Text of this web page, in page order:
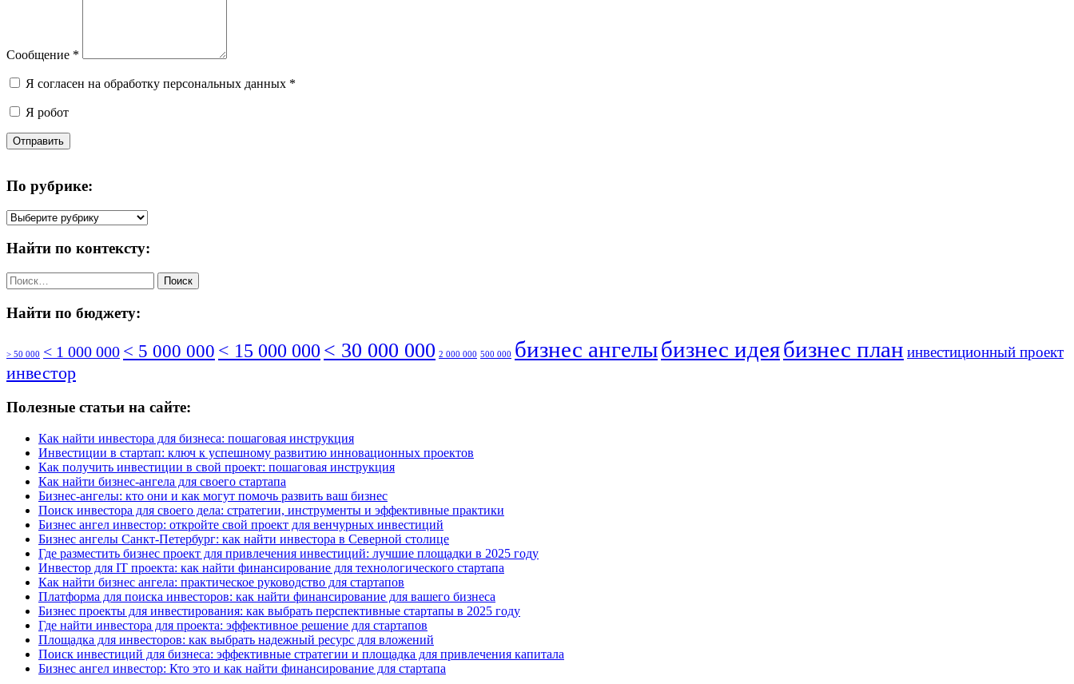
Сообщение *
Я согласен на обработку персональных данных *
Я робот
Отправить
По рубрике:
По
Найти по контексту:
Найти:
Найти по бюджету:
> 50 000 < 1 000 000 < 5 000 000 < 15 000 000 < 30 000 000 2 000 000 500 000 бизнес ангелыбизнес идеябизнес план инвестиционный проект
инвестор
Полезные статьи на сайте:
Как найти инвестора для бизнеса: пошаговая инструкция
Инвестиции в стартап: ключ к успешному развитию инновационных проектов
Как получить инвестиции в свой проект: пошаговая инструкция
Как найти бизнес-ангела для своего стартапа
Бизнес-ангелы: кто они и как могут помочь развить ваш бизнес
Поиск инвестора для своего дела: стратегии, инструменты и эффективные практики
Бизнес ангел инвестор: откройте свой проект для венчурных инвестиций
Бизнес ангелы Санкт-Петербург: как найти инвестора в Северной столице
Где разместить бизнес проект для привлечения инвестиций: лучшие площадки в 2025 году
Инвестор для IT проекта: как найти финансирование для технологического стартапа
Как найти бизнес ангела: практическое руководство для стартапов
Платформа для поиска инвесторов: как найти финансирование для вашего бизнеса
Бизнес проекты для инвестирования: как выбрать перспективные стартапы в 2025 году
Где найти инвестора для проекта: эффективное решение для стартапов
Площадка для инвесторов: как выбрать надежный ресурс для вложений
Поиск инвестиций для бизнеса: эффективные стратегии и площадка для привлечения капитала
Бизнес ангел инвестор: Кто это и как найти финансирование для стартапа